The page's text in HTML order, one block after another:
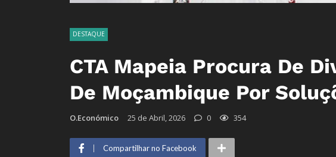
DESTAQUE
CTA Mapeia Procura De
De Moçambique Por
O.Económico 25 de Abril, 2026 0 354
Compartilhar no Facebook